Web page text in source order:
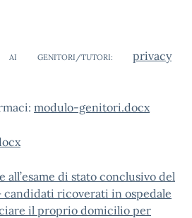
AI GENITORI/TUTORI: privacy
modulo-genitori.docx
all’esame di stato conclusivo del
ricoverati in ospedale
il proprio domicilio per